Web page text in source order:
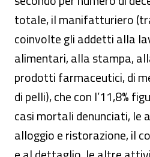
totale, il manifatturiero
coinvolte gli addetti alla
alimentari, alla stampa,
prodotti farmaceutici, di
di pelli), che con l’11,8%
casi mortali denunciati, le
alloggio e ristorazione, il